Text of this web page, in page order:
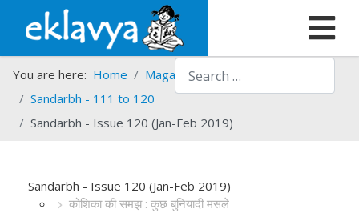
Search
You are here: Home Magazines
Sandarbh
Sandarbh - 111 to 120
Sandarbh - Issue 120 (Jan-Feb 2019)
Sandarbh - Issue 120 (Jan-Feb 2019)
कोशिका की समझ : कुछ बुनियादी मसले